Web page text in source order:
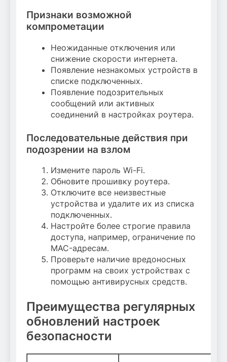
Признаки возможной
компрометации
Неожиданные отключения или
снижение скорости интернета.
Появление незнакомых устройств в
списке подключенных.
Появление подозрительных
сообщений или активных
соединений в настройках роутера.
Последовательные действия при
подозрении на взлом
Измените пароль Wi-Fi.
Обновите прошивку роутера.
Отключите все неизвестные
устройства и удалите их из списка
подключенных.
Настройте более строгие правила
доступа, например, ограничение по
MAC-адресам.
Проверьте наличие вредоносных
программ на своих устройствах с
помощью антивирусных средств.
Преимущества регулярных
обновлений настроек
безопасности